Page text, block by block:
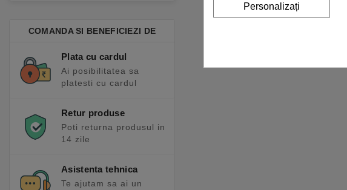
COMANDA SI BENEFICIEZI DE
Plata cu cardul
Ai posibilitatea sa
platesti cu cardul
Retur produse
Poti returna produsul in
14 zile
Asistenta tehnica
Te ajutam sa ai un
Personalizați